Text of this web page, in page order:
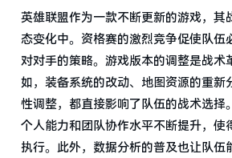
英雄联盟作为一款不断更新的游戏，其
态变化中。资格赛的激烈竞争促使队伍
对对手的策略。游戏版本的调整是战术
如，装备系统的改动、地图资源的重新
性调整，都直接影响了队伍的战术选择
个人能力和团队协作水平不断提升，使
执行。此外，数据分析的普及也让队伍